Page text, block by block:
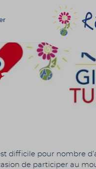
Association
Rêves
difficile pour nombre
de participer au